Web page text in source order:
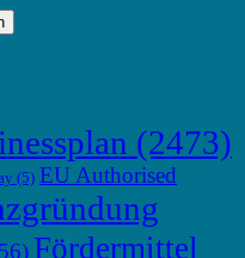
(2473)
(5) EU Authorised
Fördermittel